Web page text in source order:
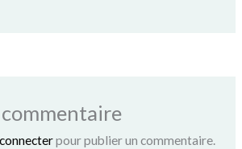
pour publier un commentaire.